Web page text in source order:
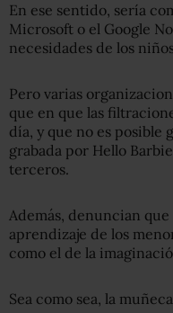
En ese sentido, sería
Microsoft o el Google
necesidades de los
Pero varias
que en que las
día, y que no es posible
grabada por Hello
terceros.
Además, denuncian
aprendizaje de los
como el de la
Sea como sea, la